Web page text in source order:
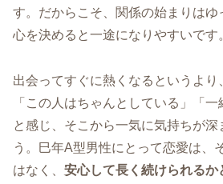
す。だからこそ、関係の始まりはゆ
心を決めると一途になりやすいです
出会ってすぐに熱くなるというより
「この人はちゃんとしている」「一
と感じ、そこから一気に気持ちが深
う。巳年A型男性にとって恋愛は、
はなく、 安心して長く続けられるか